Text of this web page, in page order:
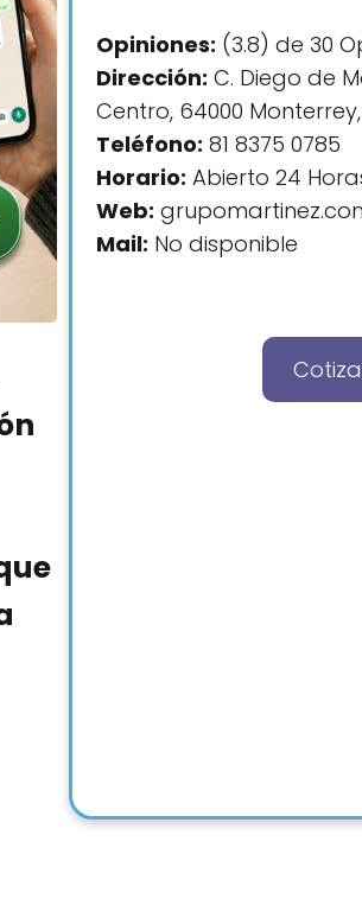
Opiniones: (3.8) de 30
Dirección: C. Diego de
Centro, 64000
Teléfono: 81 8375 0785
Horario: Abierto 24
Web:
Mail: No disponible